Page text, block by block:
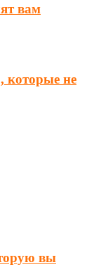
вам
которые не
вы